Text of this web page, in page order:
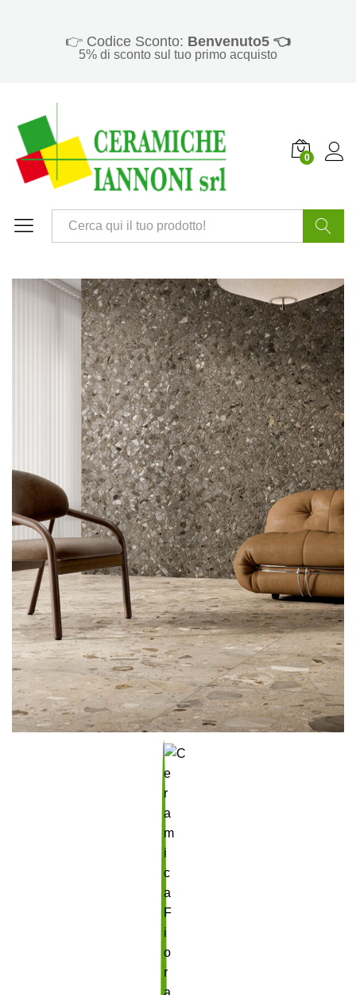
👉 Codice Sconto: Benvenuto5 👈
5% di sconto sul tuo primo acquisto
0